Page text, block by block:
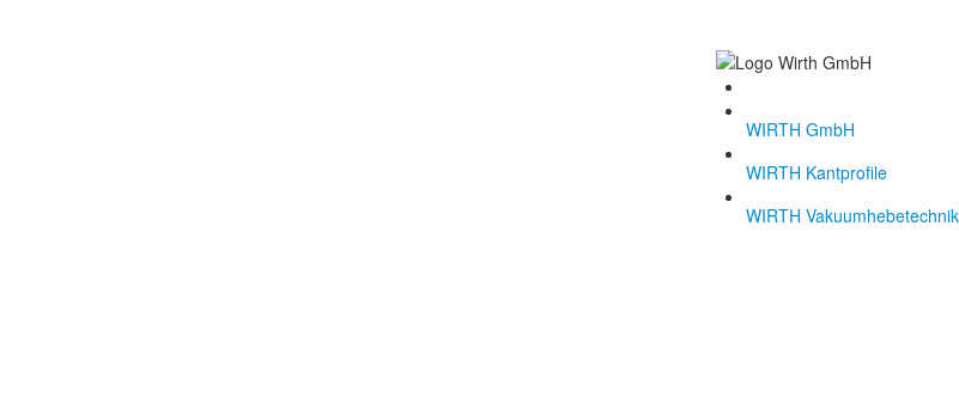
WIRTH GmbH
WIRTH Kantprofile
WIRTH Vakuumhebetechnik